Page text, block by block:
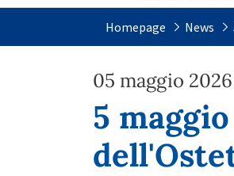
5 maggioHomepage News
05 maggio 2026
5